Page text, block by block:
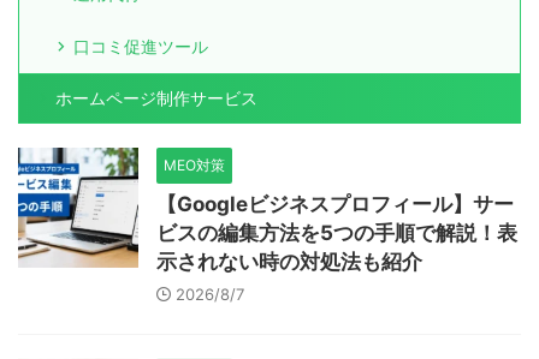
口コミ促進ツール
ホームページ制作サービス
MEO対策
【Googleビジネスプロフィール】サー
ビスの編集方法を5つの手順で解説！表
示されない時の対処法も紹介
2026/8/7